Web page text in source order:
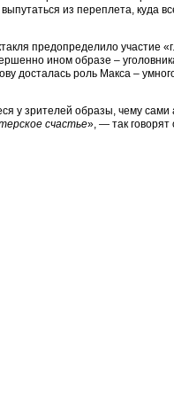
из переплета, куда
предопределило участие
ином образе –
досталась роль Макса –
у зрителей образы, чему сами
счастье», — так говорят